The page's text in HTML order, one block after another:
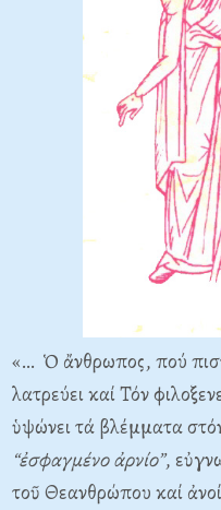
«… Ὁ ἄνθρωπος, πού
λατρεύει καί Τόν
ὑψώνει τά βλέμματα
“ἐσφαγμένο ἀρνίο”,
τοῦ Θεανθρώπου καί